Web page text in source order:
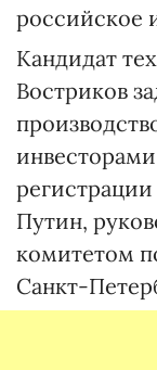
российское
Кандидат
Востриков
инвесторами
Путин,
комитетом
Санкт-